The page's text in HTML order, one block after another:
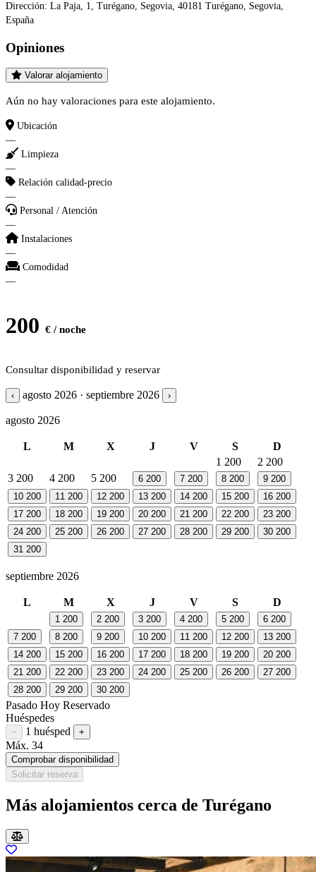
Dirección: La Paja, 1, Turégano, Segovia, 40181 Turégano, Segovia,
España
Opiniones
Valorar alojamiento
Aún no hay valoraciones para este alojamiento.
Ubicación
—
Limpieza
—
Relación calidad-precio
—
Personal / Atención
—
Instalaciones
—
Comodidad
—
200 € / noche
Consultar disponibilidad y reservar
‹ agosto 2026 · septiembre 2026 ›
agosto 2026
L M X J V S
D
1 200 2 200
3 200 4 200 5 200 6 200 7 200 8 200 9 200
10 200 11 200 12 200 13 200 14 200 15 200 16 200
17 200 18 200 19 200 20 200 21 200 22 200 23 200
24 200 25 200 26 200 27 200 28 200 29 200 30 200
31 200
septiembre 2026
L M X J V S D
1 200 2 200 3 200 4 200 5 200 6 200
7 200 8 200 9 200 10 200 11 200 12 200 13 200
14 200 15 200 16 200 17 200 18 200 19 200 20 200
21 200 22 200 23 200 24 200 25 200 26 200 27 200
28 200 29 200 30 200
Pasado Hoy Reservado
Huéspedes
Restar huésped
− 1 huésped Sumar huésped
+
Máx. 34
Comprobar disponibilidad
Solicitar reserva
Más alojamientos cerca de Turégano